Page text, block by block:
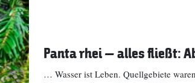
Panta rhei – alles fließt:
… Wasser ist Leben. Quellgebiete